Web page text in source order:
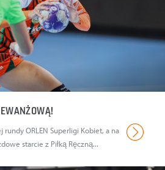
ORLEN Superligi Kobiet, a na
starcie z Piłką Ręczną...